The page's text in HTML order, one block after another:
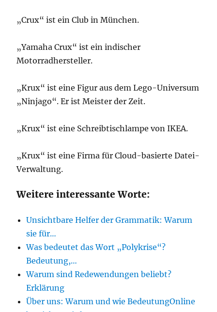
„Crux“ ist ein Club in München.
„Yamaha Crux“ ist ein indischer
Motorradhersteller.
„Krux“ ist eine Figur aus dem Lego-Universum
„Ninjago“. Er ist Meister der Zeit.
„Krux“ ist eine Schreibtischlampe von IKEA.
„Krux“ ist eine Firma für Cloud-basierte Datei-
Verwaltung.
Weitere interessante Worte:
Unsichtbare Helfer der Grammatik: Warum
sie für…
Was bedeutet das Wort „Polykrise“?
Bedeutung,…
Warum sind Redewendungen beliebt?
Erklärung
Über uns: Warum und wie BedeutungOnline